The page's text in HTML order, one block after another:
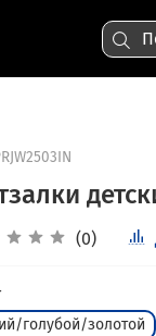
(0)
голубой/золотой